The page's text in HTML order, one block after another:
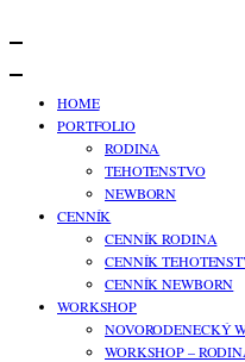
HOME
PORTFOLIO
RODINA
TEHOTENSTVO
NEWBORN
CENNÍK
CENNÍK RODINA
CENNÍK
CENNÍK NEWBORN
WORKSHOP
NOVORODENECKÝ
WORKSHOP –